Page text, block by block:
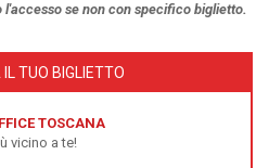
l'accesso se non con specifico biglietto.
TUO BIGLIETTO
TOSCANA
vicino a te!